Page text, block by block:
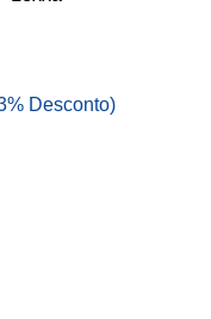
Desconto)